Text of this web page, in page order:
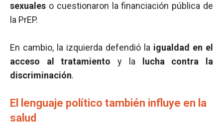
sexuales o cuestionaron la financiación pública de
la PrEP.
En cambio, la izquierda defendió la igualdad en el
acceso al tratamiento y la
lucha contra la
discriminación.
El lenguaje político también influye en la
salud